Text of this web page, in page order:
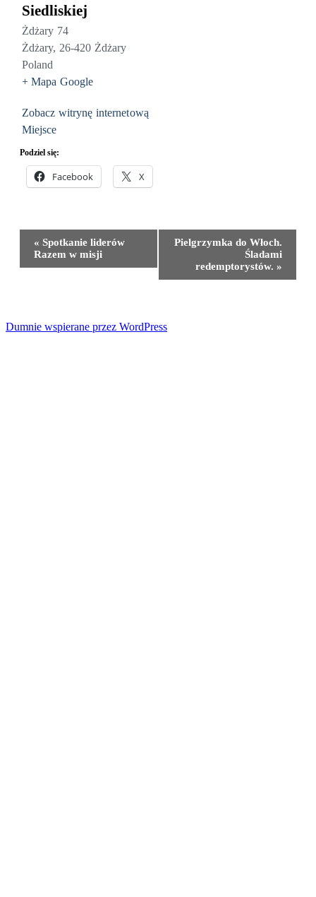
Siedliskiej
Żdżary 74
Żdżary, 26-420 Żdżary
Poland
+ Mapa Google
Zobacz witrynę internetową
Miejsce
Podziel się:
Facebook X
Wydarzenie
Nawigacja
« Spotkanie liderów
Razem w misji
Pielgrzymka do Włoch.
Śladami
redemptorystów. »
Dumnie wspierane przez WordPress